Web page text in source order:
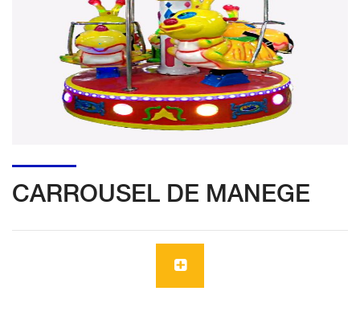
CARROUSEL DE MANEGE